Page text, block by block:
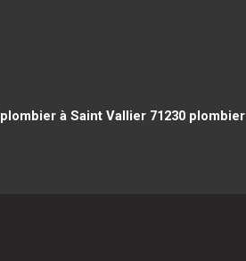
à Saint Vallier 71230plombier